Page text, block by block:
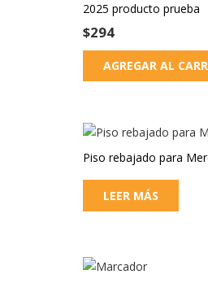
2025 producto prueba
$294
AGREGAR AL
Piso rebajado para
LEER MÁS